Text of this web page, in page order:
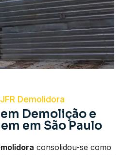
Demolidora
Demolição e
em São Paulo
consolidou-se como